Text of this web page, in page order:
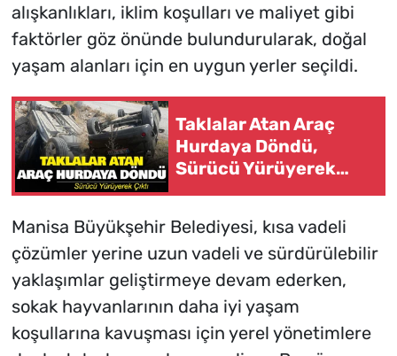
alışkanlıkları, iklim koşulları ve maliyet gibi
faktörler göz önünde bulundurularak, doğal
yaşam alanları için en uygun yerler seçildi.
Taklalar Atan Araç
Hurdaya Döndü,
Sürücü Yürüyerek
Çıktı
Manisa Büyükşehir Belediyesi, kısa vadeli
çözümler yerine uzun vadeli ve sürdürülebilir
yaklaşımlar geliştirmeye devam ederken,
sokak hayvanlarının daha iyi yaşam
koşullarına kavuşması için yerel yönetimlere